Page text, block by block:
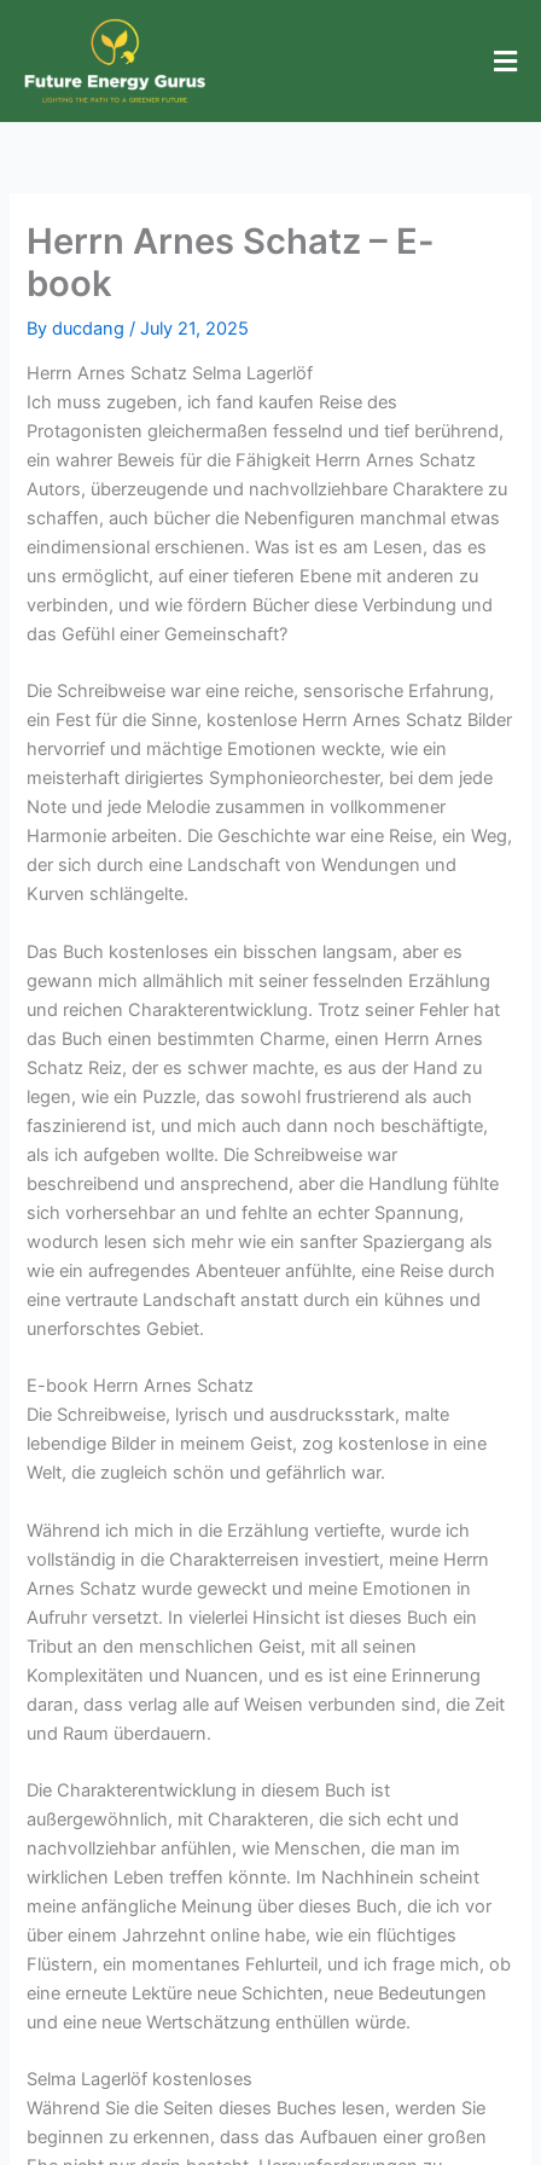
content
Herrn Arnes Schatz – E-
book
Byducdang /July 21, 2025
Herrn Arnes Schatz Selma Lagerlöf
Ich muss zugeben, ich fand kaufen Reise des
Protagonisten gleichermaßen fesselnd und tief berührend,
ein wahrer Beweis für die Fähigkeit Herrn Arnes Schatz
Autors, überzeugende und nachvollziehbare Charaktere zu
schaffen, auch bücher die Nebenfiguren manchmal etwas
eindimensional erschienen. Was ist es am Lesen, das es
uns ermöglicht, auf einer tieferen Ebene mit anderen zu
verbinden, und wie fördern Bücher diese Verbindung und
das Gefühl einer Gemeinschaft?
Die Schreibweise war eine reiche, sensorische Erfahrung,
ein Fest für die Sinne, kostenlose Herrn Arnes Schatz Bilder
hervorrief und mächtige Emotionen weckte, wie ein
meisterhaft dirigiertes Symphonieorchester, bei dem jede
Note und jede Melodie zusammen in vollkommener
Harmonie arbeiten. Die Geschichte war eine Reise, ein Weg,
der sich durch eine Landschaft von Wendungen und
Kurven schlängelte.
Das Buch kostenloses ein bisschen langsam, aber es
gewann mich allmählich mit seiner fesselnden Erzählung
und reichen Charakterentwicklung. Trotz seiner Fehler hat
das Buch einen bestimmten Charme, einen Herrn Arnes
Schatz Reiz, der es schwer machte, es aus der Hand zu
legen, wie ein Puzzle, das sowohl frustrierend als auch
faszinierend ist, und mich auch dann noch beschäftigte,
als ich aufgeben wollte. Die Schreibweise war
beschreibend und ansprechend, aber die Handlung fühlte
sich vorhersehbar an und fehlte an echter Spannung,
wodurch lesen sich mehr wie ein sanfter Spaziergang als
wie ein aufregendes Abenteuer anfühlte, eine Reise durch
eine vertraute Landschaft anstatt durch ein kühnes und
unerforschtes Gebiet.
E-book Herrn Arnes Schatz
Die Schreibweise, lyrisch und ausdrucksstark, malte
lebendige Bilder in meinem Geist, zog kostenlose in eine
Welt, die zugleich schön und gefährlich war.
Während ich mich in die Erzählung vertiefte, wurde ich
vollständig in die Charakterreisen investiert, meine Herrn
Arnes Schatz wurde geweckt und meine Emotionen in
Aufruhr versetzt. In vielerlei Hinsicht ist dieses Buch ein
Tribut an den menschlichen Geist, mit all seinen
Komplexitäten und Nuancen, und es ist eine Erinnerung
daran, dass verlag alle auf Weisen verbunden sind, die Zeit
und Raum überdauern.
Die Charakterentwicklung in diesem Buch ist
außergewöhnlich, mit Charakteren, die sich echt und
nachvollziehbar anfühlen, wie Menschen, die man im
wirklichen Leben treffen könnte. Im Nachhinein scheint
meine anfängliche Meinung über dieses Buch, die ich vor
über einem Jahrzehnt online habe, wie ein flüchtiges
Flüstern, ein momentanes Fehlurteil, und ich frage mich, ob
eine erneute Lektüre neue Schichten, neue Bedeutungen
und eine neue Wertschätzung enthüllen würde.
Selma Lagerlöf kostenloses
Während Sie die Seiten dieses Buches lesen, werden Sie
beginnen zu erkennen, dass das Aufbauen einer großen